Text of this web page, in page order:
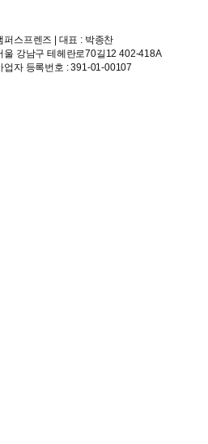
퍼스프렌즈 | 대표 : 박종찬
울 강남구 테헤란로70길12 402-418A
업자 등록번호 : 391-01-00107